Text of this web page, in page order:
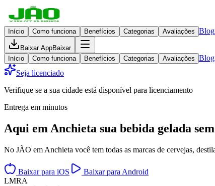
Início Como funciona Benefícios Categorias Avaliações Blog
Baixar AppBaixar
Início
Como funciona Benefícios Categorias Avaliações Blog
Seja licenciado
Verifique se a sua cidade está disponível para licenciamento
Entrega em minutos
Aqui em Anchieta sua bebida gelada
No JÃO em Anchieta você tem todas as marcas de cervejas,
Baixar para iOS
Baixar para Android
LMRA